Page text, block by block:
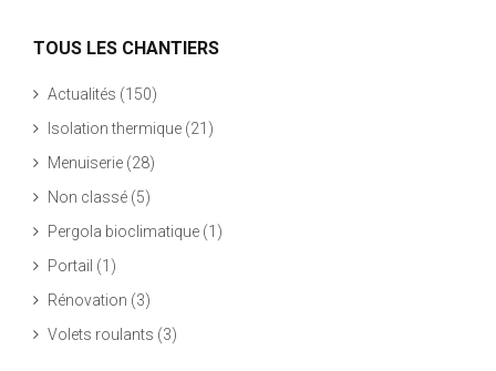
TOUS LES CHANTIERS
Actualités (150)
Isolation thermique (21)
Menuiserie (28)
Non classé (5)
Pergola bioclimatique (1)
Portail (1)
Rénovation (3)
Volets roulants (3)